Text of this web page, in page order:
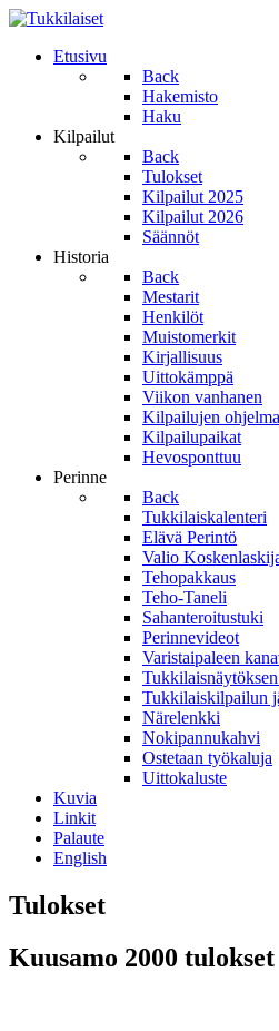
Etusivu
Back
Hakemisto
Haku
Kilpailut
Back
Tulokset
Kilpailut 2025
Kilpailut 2026
Säännöt
Historia
Back
Mestarit
Henkilöt
Muistomerkit
Kirjallisuus
Uittokämppä
Viikon vanhanen
Kilpailujen
Kilpailupaikat
Hevosponttuu
Perinne
Back
Tukkilaiskalenteri
Elävä Perintö
Valio
Tehopakkaus
Teho-Taneli
Sahanteroitustuki
Perinnevideot
Varistaipaleen
Tukkilaiskilpailun
Närelenkki
Nokipannukahvi
Ostetaan työkaluja
Uittokaluste
Kuvia
Linkit
Palaute
English
Tulokset
Kuusamo 2000 tulokset